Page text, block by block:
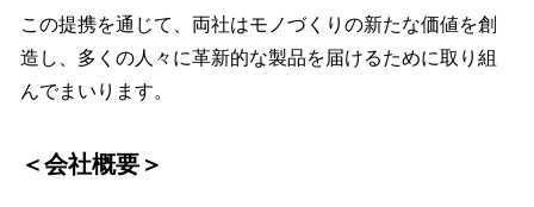
この提携を通じて、両社はモノづくりの新たな価値を創
造し、多くの人々に革新的な製品を届けるために取り組
んでまいります。
＜会社概要＞